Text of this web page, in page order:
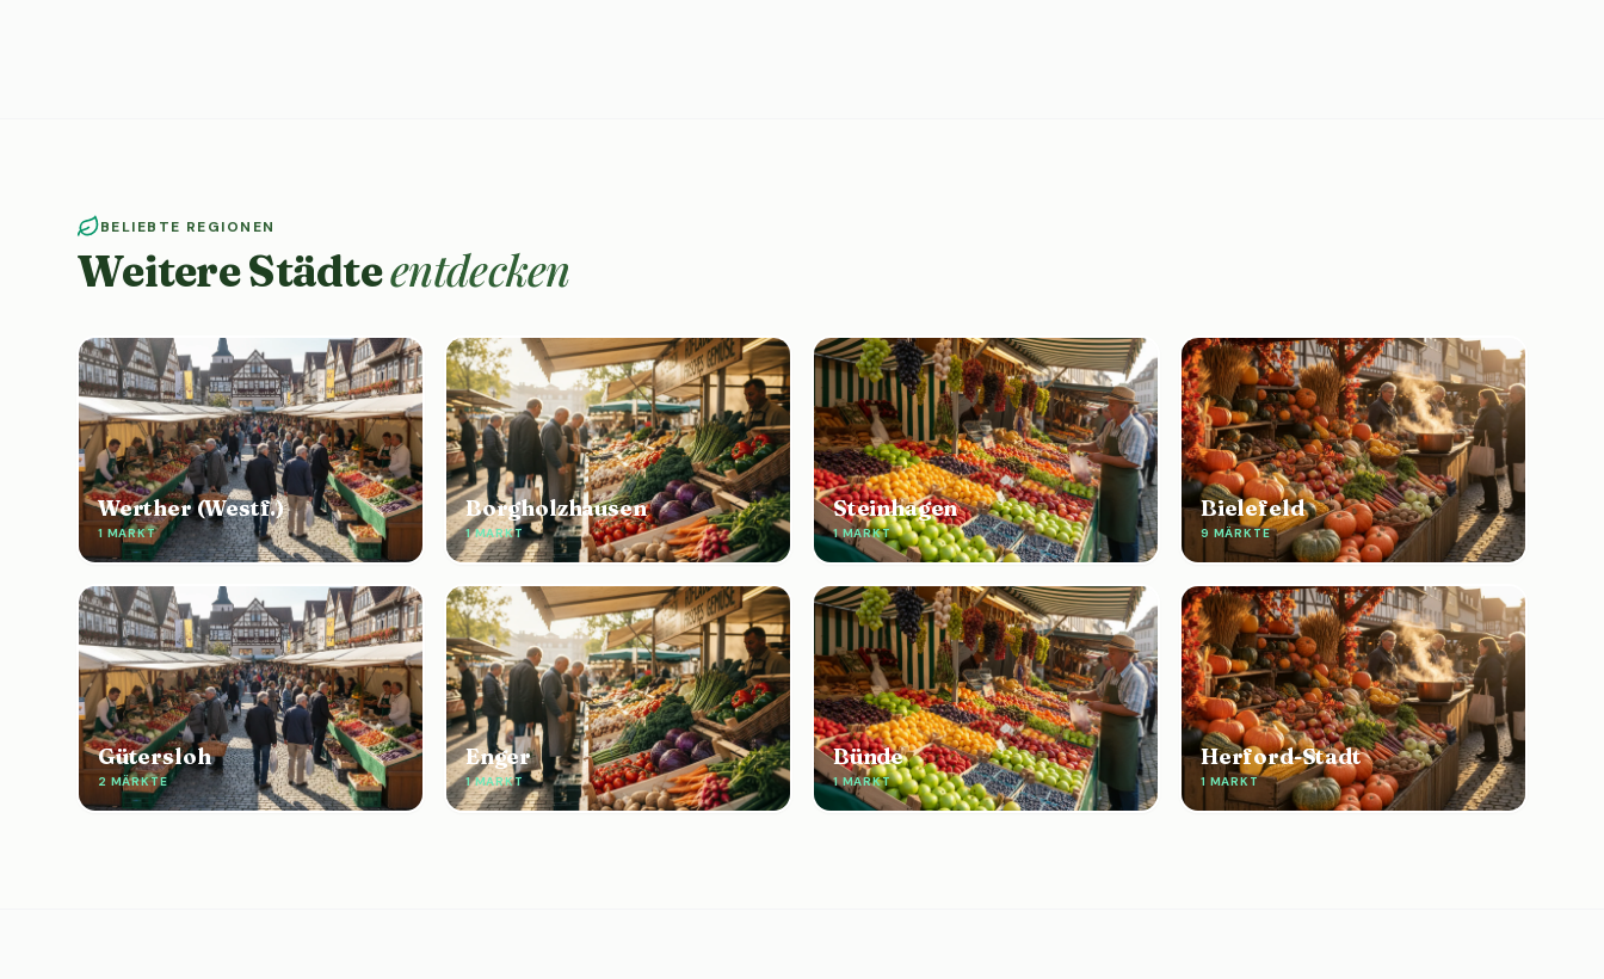
BELIEBTE REGIONEN
Weitere Städteentdecken
Werther (Westf.)
1 MARKT
Borgholzhausen
1 MARKT
Steinhagen
1 MARKT
Bielefeld
9 MÄRKTE
Gütersloh
2 MÄRKTE
Enger
1 MARKT
Bünde
1 MARKT
Herford-Stadt
1 MARKT